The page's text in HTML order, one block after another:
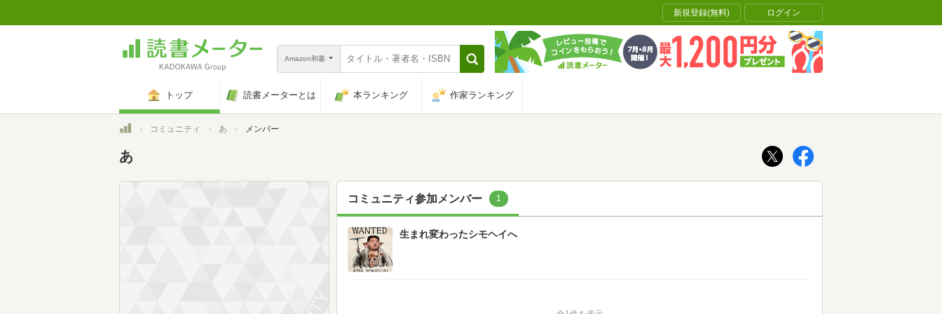
新規登録(無料) ログイン
Amazon和書
トップ 読書メーターとは 本ランキング 作家ランキング
トップコミュニティ あ メンバー
あ
コミュニティ参加メンバー 1
生まれ変わったシモヘイへ